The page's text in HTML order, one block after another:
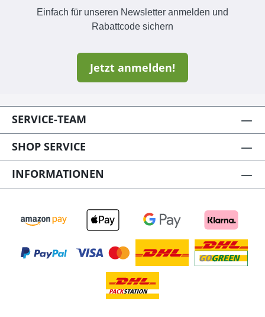
Einfach für unseren Newsletter anmelden und
Rabattcode sichern
Jetzt anmelden!
SERVICE-TEAM
SHOP SERVICE
INFORMATIONEN